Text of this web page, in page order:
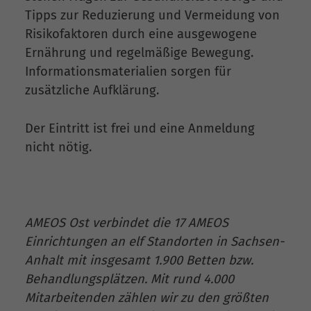
Tipps zur Reduzierung und Vermeidung von
Risikofaktoren durch eine ausgewogene
Ernährung und regelmäßige Bewegung.
Informationsmaterialien sorgen für
zusätzliche Aufklärung.
Der Eintritt ist frei und eine Anmeldung
nicht nötig.
AMEOS Ost verbindet die 17 AMEOS
Einrichtungen an elf Standorten in Sachsen-
Anhalt mit insgesamt 1.900 Betten bzw.
Behandlungsplätzen. Mit rund 4.000
Mitarbeitenden zählen wir zu den größten